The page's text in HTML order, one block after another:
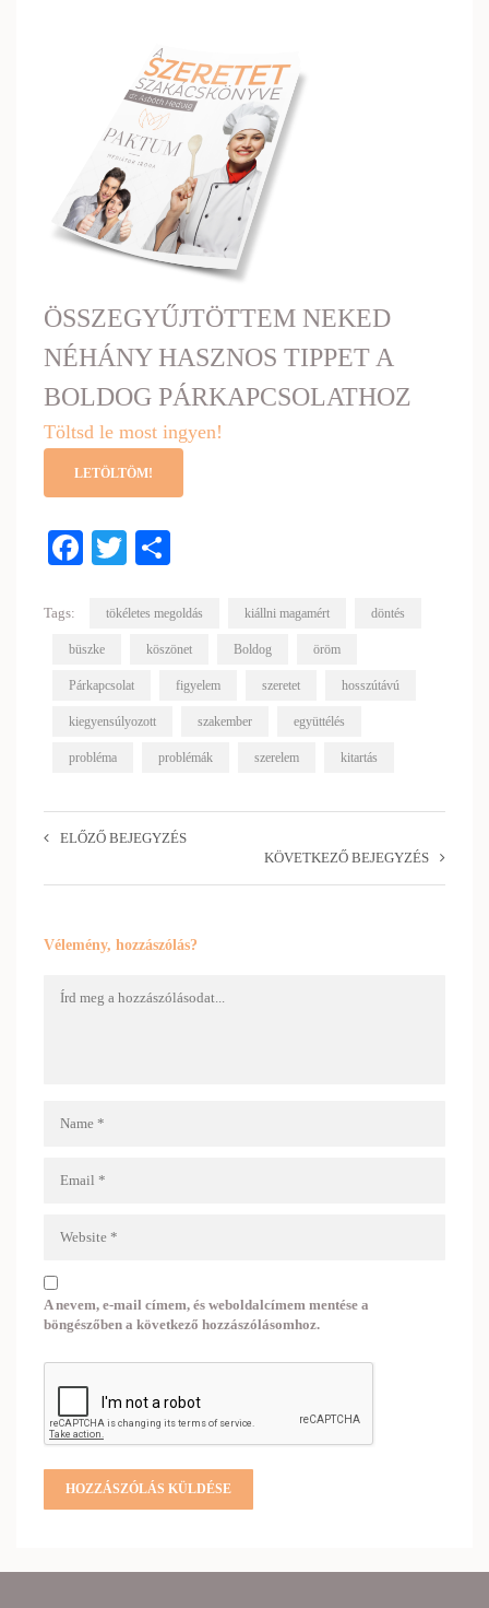
ÖSSZEGYŰJTÖTTEM NEKED
NÉHÁNY HASZNOS TIPPET A
BOLDOG PÁRKAPCSOLATHOZ
Töltsd le most ingyen!
LETÖLTÖM!
Facebook
Twitter
Tags: tökéletes megoldás kiállni magamért döntés
büszke köszönet Boldog öröm
Párkapcsolat figyelem szeretet hosszútávú
kiegyensúlyozott szakember együttélés
probléma problémák szerelem kitartás
ELŐZŐ BEJEGYZÉS
KÖVETKEZŐ BEJEGYZÉS
Vélemény, hozzászólás?
A nevem, e-mail címem, és weboldalcímem mentése a
böngészőben a következő hozzászólásomhoz.